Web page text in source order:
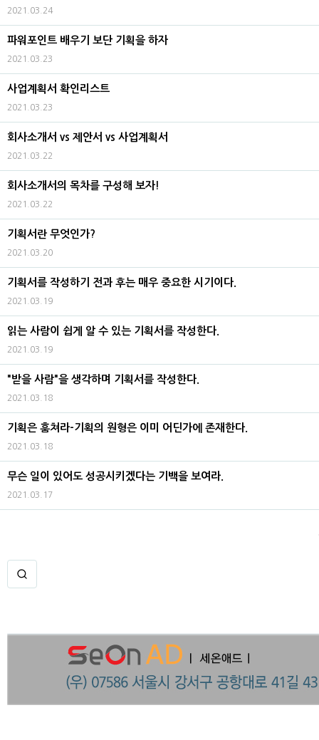
2021.03.24
파워포인트 배우기 보단 기획을 하자
2021.03.23
사업계획서 확인리스트
2021.03.23
회사소개서 vs 제안서 vs 사업계획서
2021.03.22
회사소개서의 목차를 구성해 보자!
2021.03.22
기획서란 무엇인가?
2021.03.20
기획서를 작성하기 전과 후는 매우 중요한 시기이다.
2021.03.19
읽는 사람이 쉽게 알 수 있는 기획서를 작성한다.
2021.03.19
"받을 사람"을 생각하며 기획서를 작성한다.
2021.03.18
기획은 훔쳐라-기획의 원형은 이미 어딘가에 존재한다.
2021.03.18
무슨 일이 있어도 성공시키겠다는 기백을 보여라.
2021.03.17